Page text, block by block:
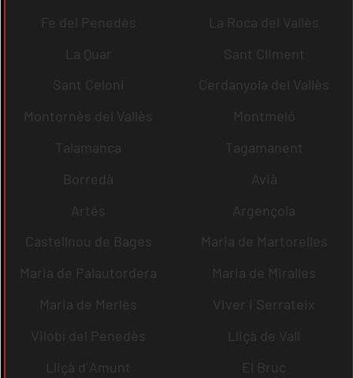
Fe del Penedès
La Roca del Vallès
La Quar
Sant Climent
Sant Celoni
Cerdanyola del Vallès
Montornès del Vallès
Montmeló
Talamanca
Tagamanent
Borredà
Avià
Artés
Argençola
Castellnou de Bages
Maria de Martorelles
Maria de Palautordera
Maria de Miralles
Maria de Merlès
Viver i Serrateix
Vilobí del Penedès
Lliçà de Vall
Lliçà d´Amunt
El Bruc